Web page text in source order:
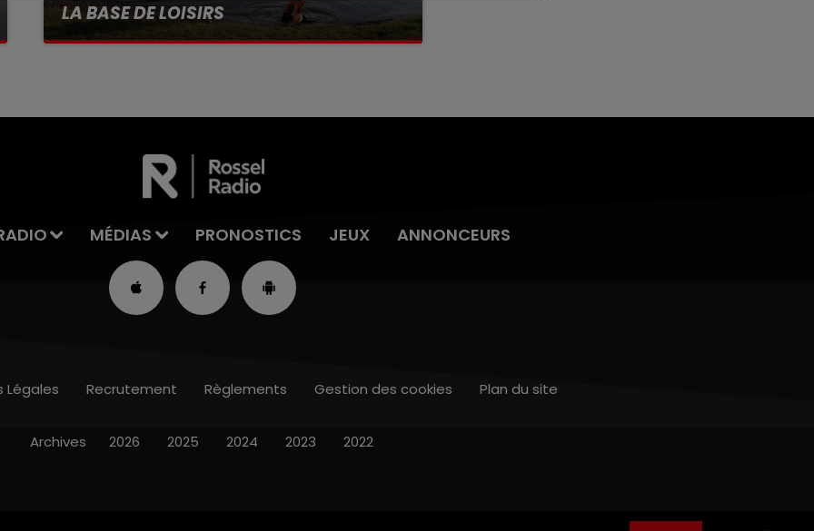
LA BASE DE LOISIRS
La victime a coulé à pic
MÉDIAS PRONOSTICS JEUX ANNONCEURS
Légales Recrutement Règlements Gestion des cookies Plan du site
Archives 2026 2025 2024 2023 2022